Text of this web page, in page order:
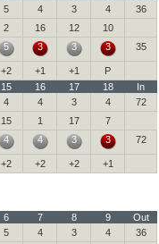
5 4 3 4
36
2 16 12
10
5 3 3 3 35
+2 +1 +1
P
15 16 17 18
In
4 4 3 4
72
15 1 17
7
4 4 3 3 72
+2 +2 +2 +1
6 7 8 9
Out
5 4 3 4
36